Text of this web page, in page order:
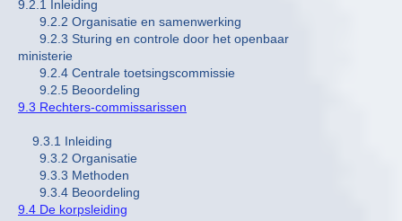
9.2.1 Inleiding
9.2.2 Organisatie en samenwerking
9.2.3 Sturing en controle door het openbaar
ministerie
9.2.4 Centrale toetsingscommissie
9.2.5 Beoordeling
9.3 Rechters-commissarissen
9.3.1 Inleiding
9.3.2 Organisatie
9.3.3 Methoden
9.3.4 Beoordeling
9.4 De korpsleiding